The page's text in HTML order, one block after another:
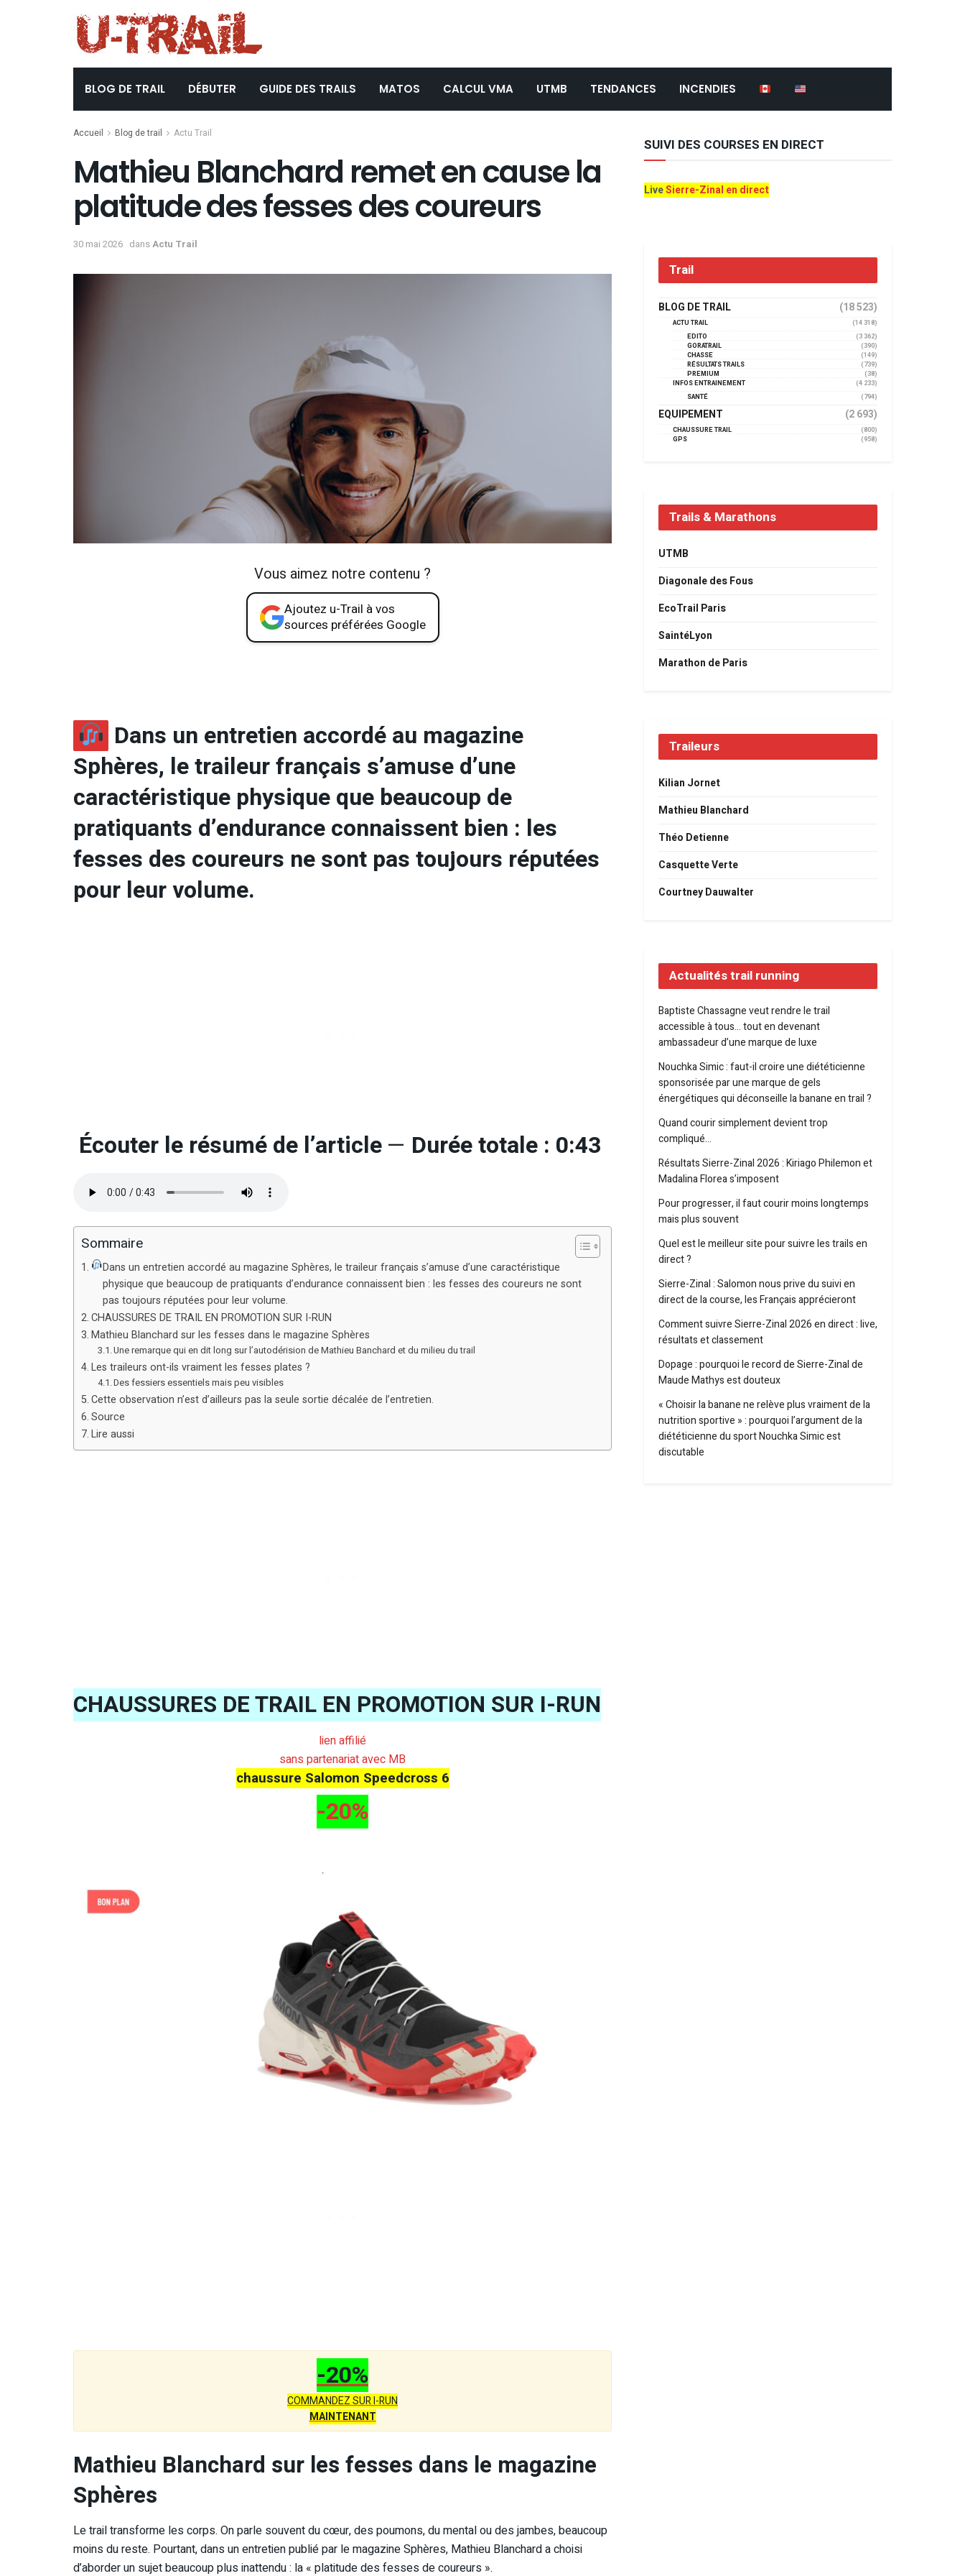
BLOG DE TRAIL DÉBUTER GUIDE DES TRAILS MATOS CALCUL VMA UTMB TENDANCES INCENDIES
Accueil Blog de trail Actu Trail
Mathieu Blanchard remet en cause la
platitude des fesses des coureurs
30 mai 2026 dansActu Trail
Vous aimez notre contenu ?
Ajoutez u-Trail à vos
sources préférées Google
Dans un entretien accordé au magazine
Sphères, le traileur français s’amuse d’une
caractéristique physique que beaucoup de
pratiquants d’endurance connaissent bien : les
fesses des coureurs ne sont pas toujours réputées
pour leur volume.
Écouter le résumé de l’article— Durée totale : 0:43
Sommaire
Dans un entretien accordé au magazine Sphères, le traileur français s’amuse d’une caractéristique
physique que beaucoup de pratiquants d’endurance connaissent bien : les fesses des coureurs ne sont
pas toujours réputées pour leur volume.
CHAUSSURES DE TRAIL EN PROMOTION SUR I-RUN
Mathieu Blanchard sur les fesses dans le magazine Sphères
Une remarque qui en dit long sur l’autodérision de Mathieu Banchard et du milieu du trail
Les traileurs ont-ils vraiment les fesses plates ?
Des fessiers essentiels mais peu visibles
Cette observation n’est d’ailleurs pas la seule sortie décalée de l’entretien.
Source
Lire aussi
CHAUSSURES DE TRAIL EN PROMOTION SUR I-RUN
lien affilié
sans partenariat avec MB
chaussure Salomon Speedcross 6
-20%
-20%
COMMANDEZ SUR I-RUN
MAINTENANT
Mathieu Blanchard sur les fesses dans le magazine
Sphères
Le trail transforme les corps. On parle souvent du cœur, des poumons, du mental ou des jambes, beaucoup
moins du reste. Pourtant, dans un entretien publié par le magazine Sphères, Mathieu Blanchard a choisi
d’aborder un sujet beaucoup plus inattendu : la « platitude des fesses de coureurs ».
SUIVI DES COURSES EN DIRECT
LiveSierre-Zinal en direct
Trail
BLOG DE TRAIL (18 523)
ACTU TRAIL
(14 318)
EDITO
(3 362)
GORATRAIL
(390)
CHASSE
(149)
RÉSULTATS TRAILS
(739)
PREMIUM
(38)
INFOS ENTRAINEMENT
(4 233)
SANTÉ
(794)
EQUIPEMENT (2 693)
CHAUSSURE TRAIL
(800)
GPS
(958)
Trails & Marathons
UTMB
Diagonale des Fous
EcoTrail Paris
SaintéLyon
Marathon de Paris
Traileurs
Kilian Jornet
Mathieu Blanchard
Théo Detienne
Casquette Verte
Courtney Dauwalter
Actualités trail running
Baptiste Chassagne veut rendre le trail
accessible à tous… tout en devenant
ambassadeur d’une marque de luxe
Nouchka Simic : faut-il croire une diététicienne
sponsorisée par une marque de gels
énergétiques qui déconseille la banane en trail ?
Quand courir simplement devient trop
compliqué…
Résultats Sierre-Zinal 2026 : Kiriago Philemon et
Madalina Florea s’imposent
Pour progresser, il faut courir moins longtemps
mais plus souvent
Quel est le meilleur site pour suivre les trails en
direct ?
Sierre-Zinal : Salomon nous prive du suivi en
direct de la course, les Français apprécieront
Comment suivre Sierre-Zinal 2026 en direct : live,
résultats et classement
Dopage : pourquoi le record de Sierre-Zinal de
Maude Mathys est douteux
« Choisir la banane ne relève plus vraiment de la
nutrition sportive » : pourquoi l’argument de la
diététicienne du sport Nouchka Simic est
discutable